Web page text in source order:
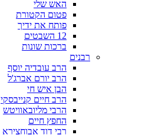
האש שלי
פטום הקטורת
פותח את ידיך
12 השבטים
ברכות שונות
רבנים
הרב עובדיה יוסף
הרב יורם אברג'ל
הבן איש חי
הרב חיים קנייבסקי
הרבי מליובאוויטש
החפץ חיים
רבי דוד אבוחצירא